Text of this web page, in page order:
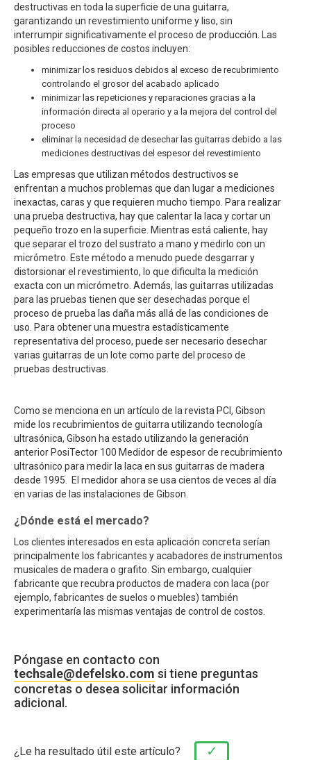
destructivas en toda la superficie de una guitarra,
garantizando un revestimiento uniforme y liso, sin
interrumpir significativamente el proceso de producción. Las
posibles reducciones de costos incluyen:
minimizar los residuos debidos al exceso de recubrimiento
controlando el grosor del acabado aplicado
minimizar las repeticiones y reparaciones gracias a la
información directa al operario y a la mejora del control del
proceso
eliminar la necesidad de desechar las guitarras debido a las
mediciones destructivas del espesor del revestimiento
Las empresas que utilizan métodos destructivos se
enfrentan a muchos problemas que dan lugar a mediciones
inexactas, caras y que requieren mucho tiempo. Para realizar
una prueba destructiva, hay que calentar la laca y cortar un
pequeño trozo en la superficie. Mientras está caliente, hay
que separar el trozo del sustrato a mano y medirlo con un
micrómetro. Este método a menudo puede desgarrar y
distorsionar el revestimiento, lo que dificulta la medición
exacta con un micrómetro. Además, las guitarras utilizadas
para las pruebas tienen que ser desechadas porque el
proceso de prueba las daña más allá de las condiciones de
uso. Para obtener una muestra estadísticamente
representativa del proceso, puede ser necesario desechar
varias guitarras de un lote como parte del proceso de
pruebas destructivas.
Como se menciona en un artículo de la revista PCI, Gibson
mide los recubrimientos de guitarra utilizando tecnología
ultrasónica, Gibson ha estado utilizando la generación
anterior PosiTector 100 Medidor de espesor de recubrimiento
ultrasónico para medir la laca en sus guitarras de madera
desde 1995. El medidor ahora se usa cientos de veces al día
en varias de las instalaciones de Gibson.
¿Dónde está el mercado?
Los clientes interesados en esta aplicación concreta serían
principalmente los fabricantes y acabadores de instrumentos
musicales de madera o grafito. Sin embargo, cualquier
fabricante que recubra productos de madera con laca (por
ejemplo, fabricantes de suelos o muebles) también
experimentaría las mismas ventajas de control de costos.
Póngase en contacto con
techsale@defelsko.com si tiene preguntas
concretas o desea solicitar información
adicional.
¿Le ha resultado útil este artículo? ✓